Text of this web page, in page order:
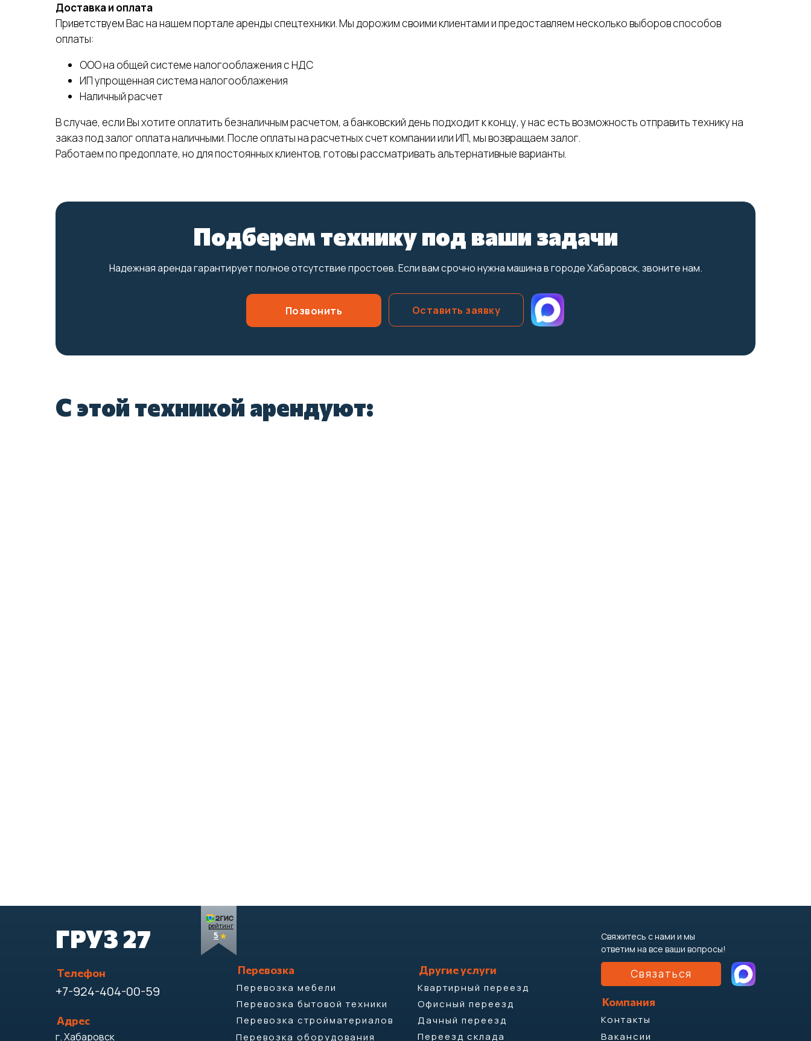
Доставка и оплата
Приветствуем Вас на нашем портале аренды спецтехники. Мы дорожим своими клиентами и предоставляем несколько выборов способов
оплаты:
ООО на общей системе налогооблажения с НДС
ИП упрощенная система налогооблажения
Наличный расчет
В случае, если Вы хотите оплатить безналичным расчетом, а банковский день подходит к концу, у нас есть возможность отправить технику на
заказ под залог оплата наличными. После оплаты на расчетных счет компании или ИП, мы возвращаем залог.
Работаем по предоплате, но для постоянных клиентов, готовы рассматривать альтернативные варианты.
Подберем технику под ваши задачи
Надежная аренда гарантирует полное отсутствие простоев. Если вам срочно нужна машина в городе Хабаровск, звоните нам.
Позвонить Оставить заявку
С этой техникой арендуют:
Компания
Адрес
г. Хабаровск
Телефон
+7-924-404-00-59
Связаться
Контакты
Вакансии
Другие услуги
Перевозка
Перевозка мебели
Перевозка бытовой техники
Перевозка стройматериалов
Перевозка оборудования
Квартирный переезд
Офисный переезд
Дачный переезд
Переезд склада
Свяжитесь с нами и мы
ответим на все ваши вопросы!
ГРУЗ 27 рейтинг
5